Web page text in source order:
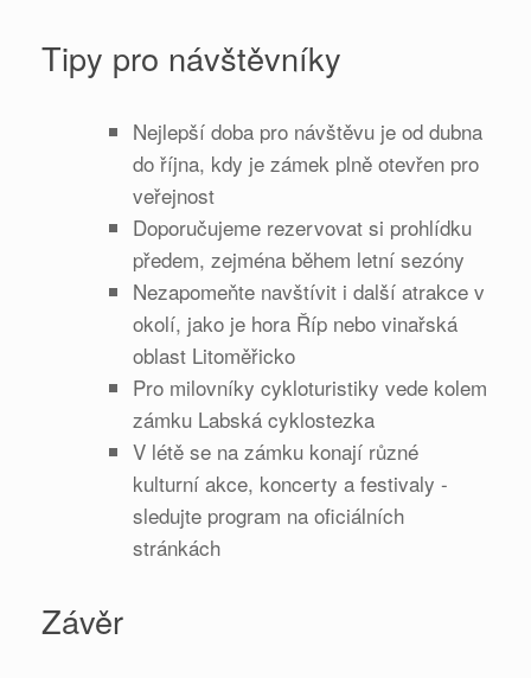
Tipy pro návštěvníky
Nejlepší doba pro návštěvu je od dubna
do října, kdy je zámek plně otevřen pro
veřejnost
Doporučujeme rezervovat si prohlídku
předem, zejména během letní sezóny
Nezapomeňte navštívit i další atrakce v
okolí, jako je hora Říp nebo vinařská
oblast Litoměřicko
Pro milovníky cykloturistiky vede kolem
zámku Labská cyklostezka
V létě se na zámku konají různé
kulturní akce, koncerty a festivaly -
sledujte program na oficiálních
stránkách
Závěr